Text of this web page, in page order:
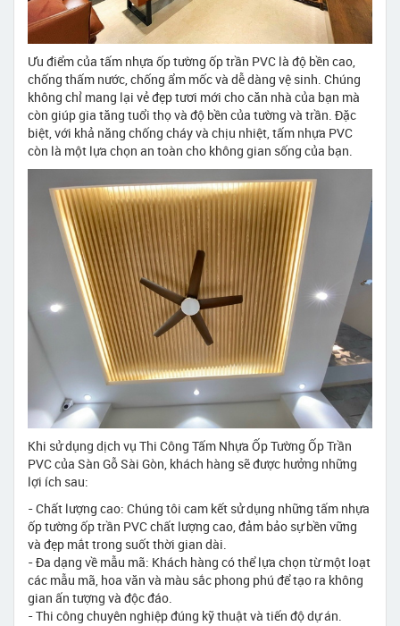
Ưu điểm của tấm nhựa ốp tường ốp trần PVC là độ bền cao,
chống thấm nước, chống ẩm mốc và dễ dàng vệ sinh. Chúng
không chỉ mang lại vẻ đẹp tươi mới cho căn nhà của bạn mà
còn giúp gia tăng tuổi thọ và độ bền của tường và trần. Đặc
biệt, với khả năng chống cháy và chịu nhiệt, tấm nhựa PVC
còn là một lựa chọn an toàn cho không gian sống của bạn.
Khi sử dụng dịch vụ Thi Công Tấm Nhựa Ốp Tường Ốp Trần
PVC của Sàn Gỗ Sài Gòn, khách hàng sẽ được hưởng những
lợi ích sau:
- Chất lượng cao: Chúng tôi cam kết sử dụng những tấm nhựa
ốp tường ốp trần PVC chất lượng cao, đảm bảo sự bền vững
và đẹp mắt trong suốt thời gian dài.
- Đa dạng về mẫu mã: Khách hàng có thể lựa chọn từ một loạt
các mẫu mã, hoa văn và màu sắc phong phú để tạo ra không
gian ấn tượng và độc đáo.
- Thi công chuyên nghiệp đúng kỹ thuật và tiến độ dự án.